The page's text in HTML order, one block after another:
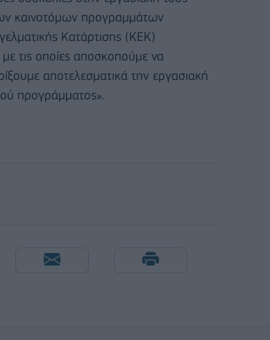
καινοτόμων προγραμμάτων
Κατάρτισης (ΚΕΚ)
τις οποίες αποσκοπούμε να
αποτελεσματικά την εργασιακή
προγράμματος».